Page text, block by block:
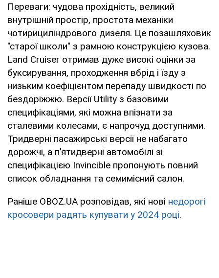
Переваги: чудова прохідність, великий
внутрішній простір, простота механіки
чотирициліндрового дизеля. Це позашляховик
"старої школи" з рамною конструкцією кузова.
Land Cruiser отримав дуже високі оцінки за
буксирування, проходження вбрід і їзду з
низьким коефіцієнтом перепаду швидкості по
бездоріжжю. Версії Utility з базовими
специфікаціями, які можна впізнати за
сталевими колесами, є напрочуд доступними.
Тридверні пасажирські версії не набагато
дорожчі, а п’ятидверні автомобілі зі
специфікацією Invincible пропонують повний
список обладнання та семимісний салон.
Раніше OBOZ.UA розповідав, які нові недорогі
кросовери радять купувати у 2024 році.